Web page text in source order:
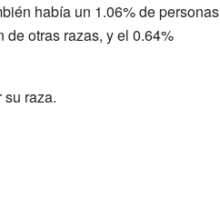
había un 1.06% de personas
otras razas, y el 0.64%
raza.